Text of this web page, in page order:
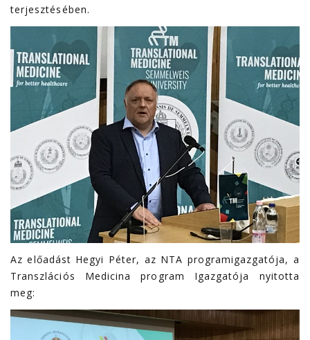
terjesztésében.
Az előadást Hegyi Péter, az NTA programigazgatója, a
Transzlációs Medicina program Igazgatója nyitotta
meg: